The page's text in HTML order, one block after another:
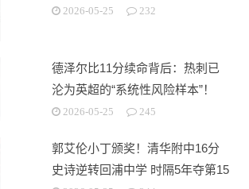
2026-05-25 232
德泽尔比11分续命背后：热刺已
沦为英超的“系统性风险样本”！
2026-05-25 245
郭艾伦小丁颁奖！清华附中16分
史诗逆转回浦中学 时隔5年夺第15